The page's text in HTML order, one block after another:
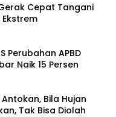
Cepat Tangani
Perubahan APBD
Naik 15 Persen
Bila Hujan
Tak Bisa Diolah